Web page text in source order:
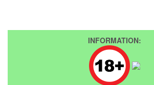
INFORMATION: